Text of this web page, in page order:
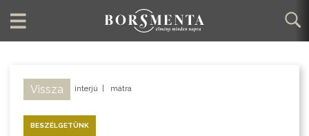
Vissza interjú mátra
BESZÉLGETÜNK